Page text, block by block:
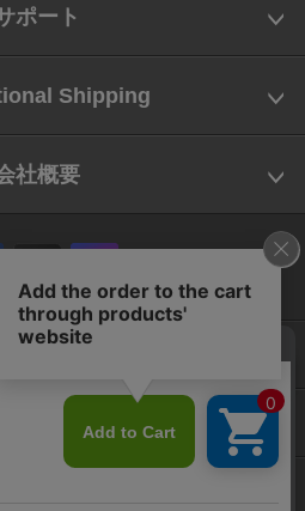
ポート
Shipping
社概要